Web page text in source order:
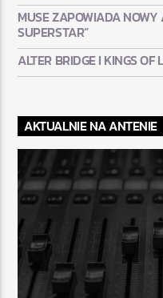
MUSE ZAPOWIADA NOWY
SUPERSTAR”
ALTER BRIDGE I KINGS OF
AKTUALNIE NA ANTENIE